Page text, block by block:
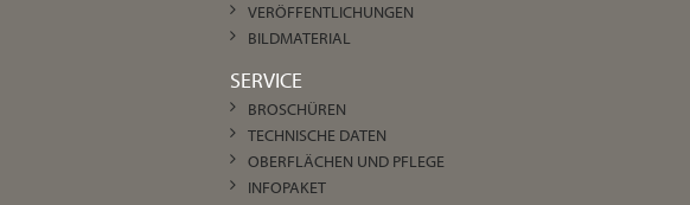
VERÖFFENTLICHUNGEN
BILDMATERIAL
SERVICE
BROSCHÜREN
TECHNISCHE DATEN
OBERFLÄCHEN UND PFLEGE
INFOPAKET